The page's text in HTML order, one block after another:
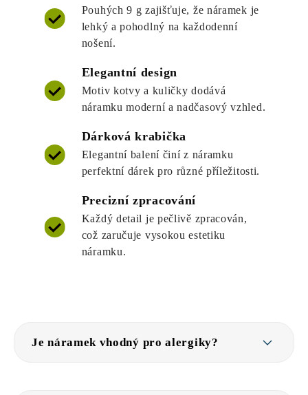
Pouhých 9 g zajišťuje, že náramek je
lehký a pohodlný na každodenní
nošení.
Elegantní design
Motiv kotvy a kuličky dodává
náramku moderní a nadčasový vzhled.
Dárková krabička
Elegantní balení činí z náramku
perfektní dárek pro různé příležitosti.
Precizní zpracování
Každý detail je pečlivě zpracován,
což zaručuje vysokou estetiku
náramku.
Je náramek vhodný pro alergiky?